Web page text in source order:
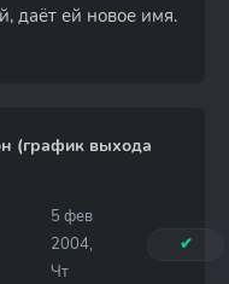
даёт ей новое имя.
(график выхода
5 фев
2004,
Чт
✔